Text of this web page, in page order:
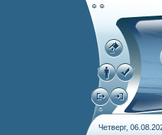
Четверг,